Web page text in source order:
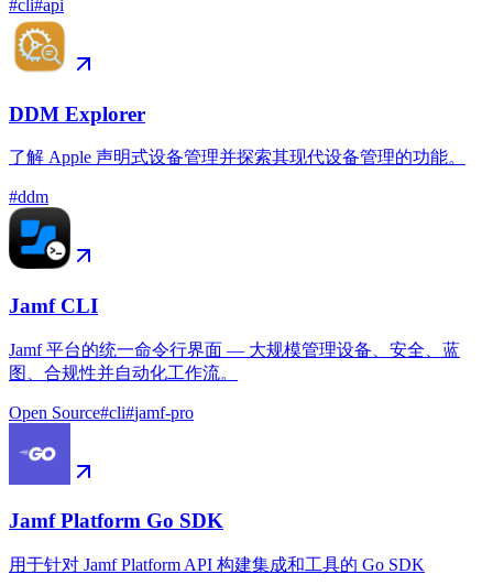
#cli#api
DDM Explorer
了解 Apple 声明式设备管理并探索其现代设备管理的功能。
#ddm
Jamf CLI
Jamf 平台的统一命令行界面 — 大规模管理设备、安全、蓝
图、合规性并自动化工作流。
Open Source#cli#jamf-pro
Jamf Platform Go SDK
用于针对 Jamf Platform API 构建集成和工具的 Go SDK